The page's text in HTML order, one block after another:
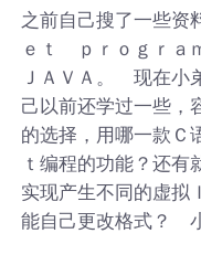
之前自己搜了一些资
ｅｔ ｐｒｏｇｒａ
ＪＡＶＡ。 现在小
己以前还学过一些，
的选择，用哪一款Ｃ
ｔ编程的功能？还
实现产生不同的虚拟
能自己更改格式？